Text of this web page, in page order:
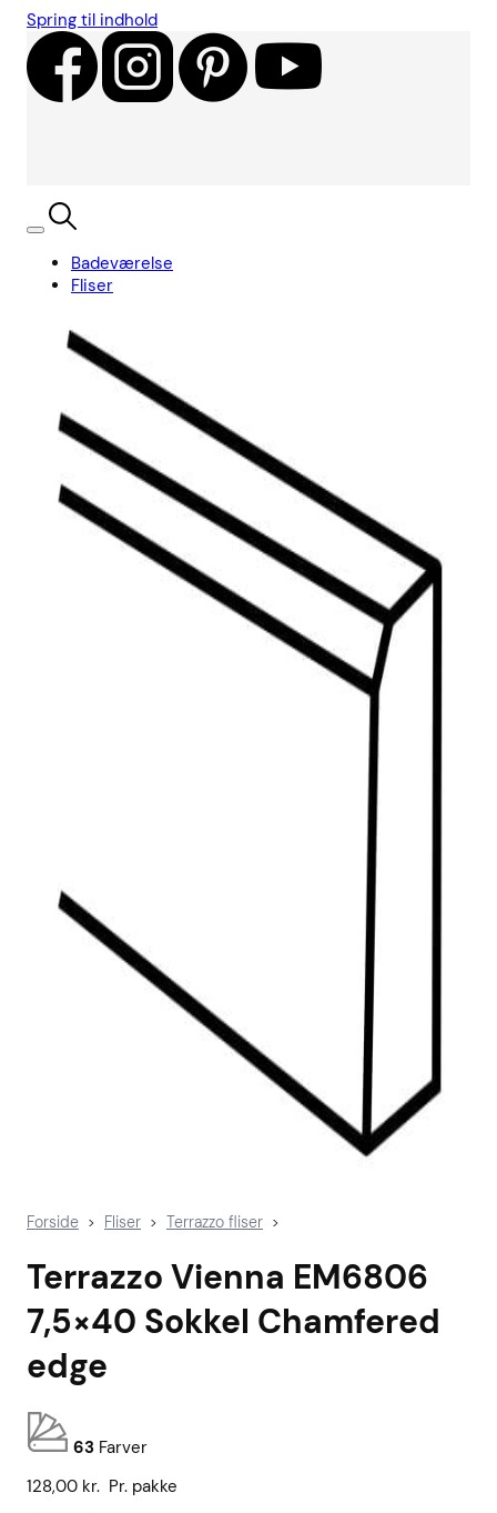
Spring til indhold
Badeværelse
Fliser
Kundecases
Showroom Søg KurvBook
indretningskonsulent
Forside > Fliser > Terrazzo fliser >
Terrazzo Vienna EM6806
7,5×40 Sokkel Chamfered
edge
63 Farver
128,00 kr. Pr. pakke